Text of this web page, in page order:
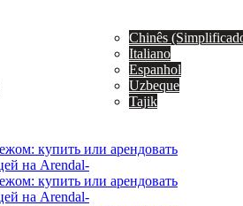
Chinês
Italiano
Espanhol
Uzbeque
Tajik